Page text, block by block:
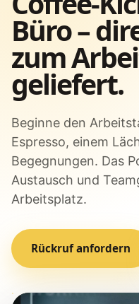
Büro –
zum
geliefert.
Beginne den
Espresso, einem
Begegnungen. Das
Austausch und
Arbeitsplatz.
Rückruf anfordern